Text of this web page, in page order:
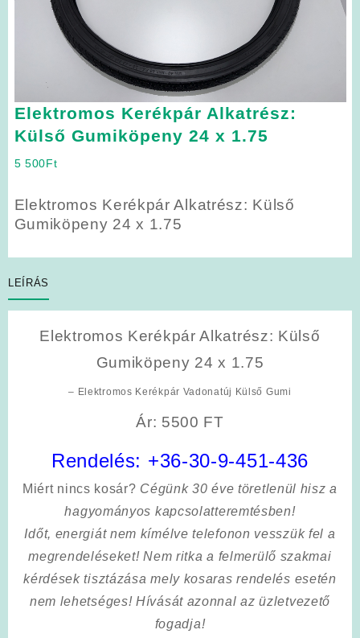
Elektromos Kerékpár Alkatrész:
Külső Gumiköpeny 24 x 1.75
5 500Ft
Elektromos Kerékpár Alkatrész: Külső
Gumiköpeny 24 x 1.75
LEÍRÁS
Elektromos Kerékpár Alkatrész: Külső
Gumiköpeny 24 x 1.75
– Elektromos Kerékpár Vadonatúj Külső Gumi
Ár: 5500 FT
Rendelés: +36-30-9-451-436
Miért nincs kosár? Cégünk 30 éve töretlenül hisz a
hagyományos kapcsolatteremtésben!
Időt, energiát nem kímélvetelefonon vesszük fel a
megrendeléseket! Nem ritka a felmerülő szakmai
kérdések tisztázása mely kosaras rendelés esetén
nem lehetséges! Hívását azonnal az üzletvezető
fogadja!